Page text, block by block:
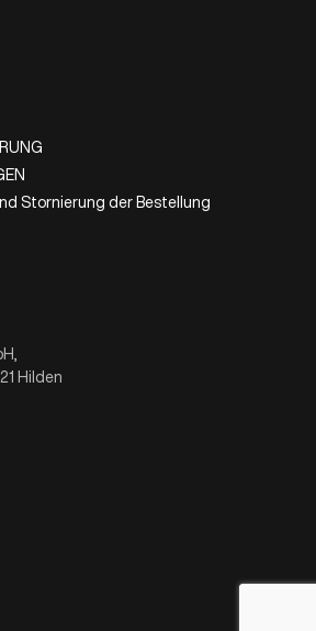
Stornierung der Bestellung
Hilden